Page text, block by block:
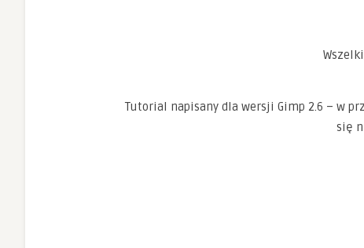
Tutorial napisany dla wersji Gimp 2.6 – w
się